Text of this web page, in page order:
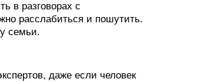
в разговорах с
расслабиться и пошутить.
семьи.
даже если человек